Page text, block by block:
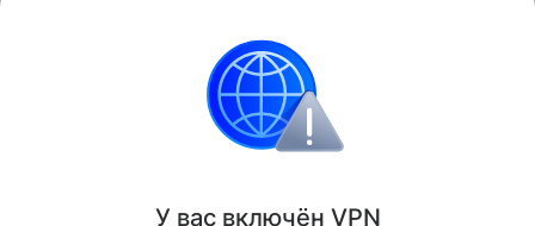
Также читайте о том, чтогинеколог рассказала об
интимной жизни после родов .
У вас включён VPN